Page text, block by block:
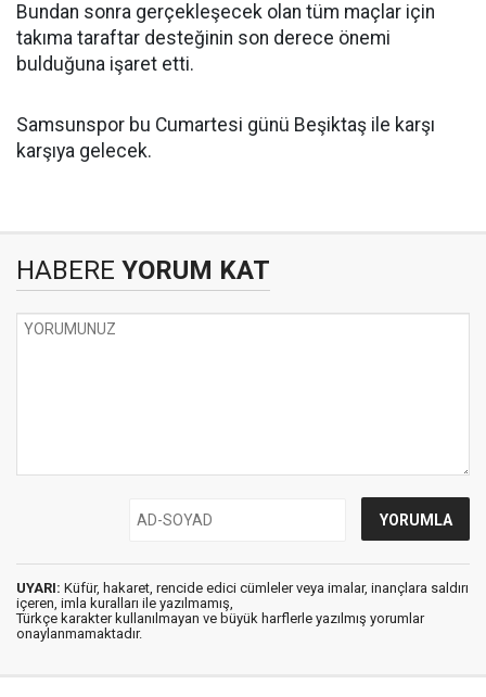
Bundan sonra gerçekleşecek olan tüm maçlar için
takıma taraftar desteğinin son derece önemi
bulduğuna işaret etti.
Samsunspor bu Cumartesi günü Beşiktaş ile karşı
karşıya gelecek.
HABERE YORUM KAT
UYARI: Küfür, hakaret, rencide edici cümleler veya imalar, inançlara saldırı
içeren, imla kuralları ile yazılmamış,
Türkçe karakter kullanılmayan ve büyük harflerle yazılmış yorumlar
onaylanmamaktadır.